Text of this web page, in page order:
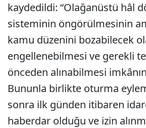
kaydedildi: “Olağanüstü hâl
sisteminin öngörülmesinin
kamu düzenini bozabilecek
engellenebilmesi ve gerekli
önceden alınabilmesi
Bununla birlikte oturma
sonra ilk günden itibaren
haberdar olduğu ve izin